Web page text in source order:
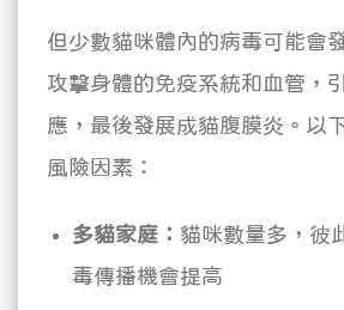
但少數貓咪體內的病毒可能會
攻擊身體的免疫系統和血管，
應，最後發展成貓腹膜炎。以
風險因素：
多貓家庭： 貓咪數量多，彼
毒傳播機會提高